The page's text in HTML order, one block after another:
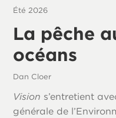
Été 2026
La pêche
océans
Dan Cloer
Vision s’entretient
générale de